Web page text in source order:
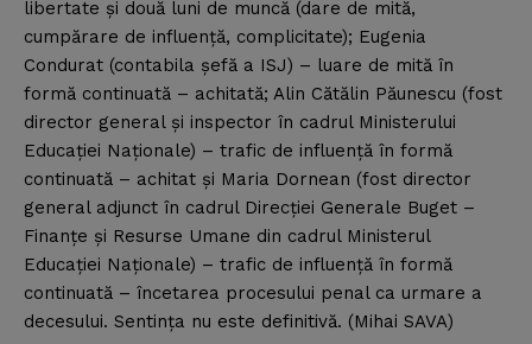
libertate şi două luni de muncă (dare de mită,
cumpărare de influenţă, complicitate); Eugenia
Condurat (contabila şefă a ISJ) – luare de mită în
formă continuată – achitată; Alin Cătălin Păunescu (fost
director general şi inspector în cadrul Ministerului
Educaţiei Naţionale) – trafic de influenţă în formă
continuată – achitat şi Maria Dornean (fost director
general adjunct în cadrul Direcţiei Generale Buget –
Finanţe şi Resurse Umane din cadrul Ministerul
Educaţiei Naţionale) – trafic de influenţă în formă
continuată – încetarea procesului penal ca urmare a
decesului. Sentinţa nu este definitivă. (Mihai SAVA)